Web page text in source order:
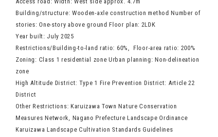
Building/structure: Wooden-axle construction method Number of
stories: One-story above ground Floor plan: 2LDK
Year built: July 2025
Restrictions/Building-to-land ratio: 60%, Floor-area ratio: 200%
Zoning: Class 1 residential zone Urban planning: Non-delineation
zone
High Altitude District: Type 1 Fire Prevention District: Article 22
District
Other Restrictions: Karuizawa Town Nature Conservation
Measures Network, Nagano Prefecture Landscape Ordinance
Karuizawa Landscape Cultivation Standards Guidelines